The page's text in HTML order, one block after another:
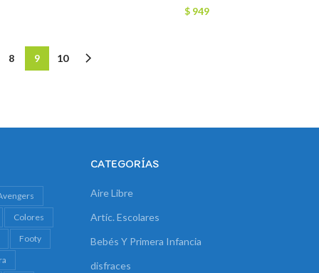
$ 949
8 9 10
Colores
Footy
CATEGORÍAS
Aire Libre
Artíc. Escolares
Bebés Y Primera Infancia
disfraces